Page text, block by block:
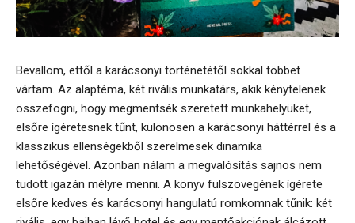
Bevallom, ettől a karácsonyi történetétől sokkal többet
vártam. Az alaptéma, két rivális munkatárs, akik kénytelenek
összefogni, hogy megmentsék szeretett munkahelyüket,
elsőre ígéretesnek tűnt, különösen a karácsonyi háttérrel és a
klasszikus ellenségekből szerelmesek dinamika
lehetőségével. Azonban nálam a megvalósítás sajnos nem
tudott igazán mélyre menni. A könyv fülszövegének ígérete
elsőre kedves és karácsonyi hangulatú romkomnak tűnik: két